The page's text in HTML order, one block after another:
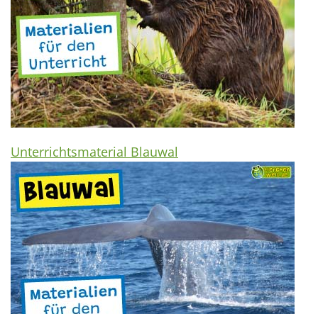
Unterrichtsmaterial Blauwal